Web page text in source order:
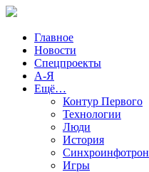
Главное
Новости
Спецпроекты
А-Я
Ещё…
Контур Первого
Технологии
Люди
История
Синхроинфотрон
Игры